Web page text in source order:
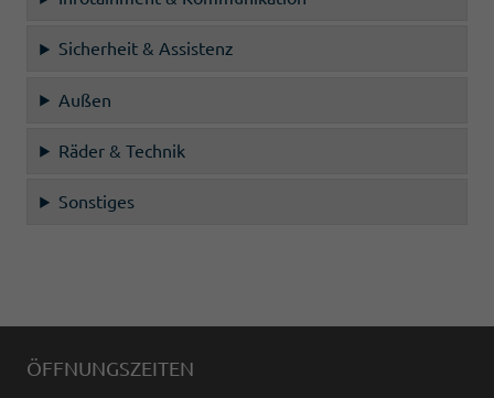
Sicherheit & Assistenz
Außen
Räder & Technik
Sonstiges
ÖFFNUNGSZEITEN